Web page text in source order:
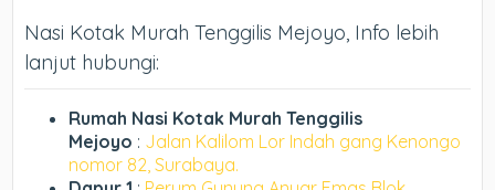
Nasi Kotak Murah Tenggilis Mejoyo, Info lebih
lanjut hubungi:
Rumah Nasi Kotak Murah Tenggilis
Mejoyo : Jalan Kalilom Lor Indah gang Kenongo
nomor 82, Surabaya.